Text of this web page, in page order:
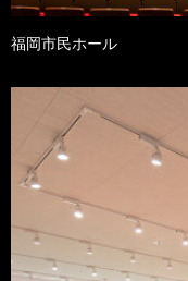
福岡市民ホール